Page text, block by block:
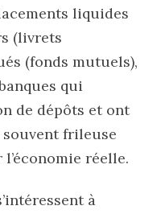
liquides
(livrets
(fonds mutuels),
qui
de dépôts et ont
frileuse
réelle.
à